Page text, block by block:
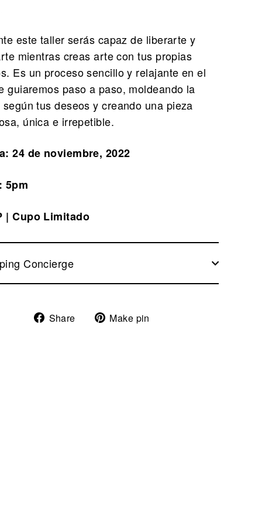
este taller serás capaz de liberarte y
mientras creas arte con tus propias
Es un proceso sencillo y relajante en el
guiaremos paso a paso, moldeando la
según tus deseos y creando una pieza
única e irrepetible.
24 de noviembre, 2022
5pm
| Cupo Limitado
Concierge
Share
ShareMake pin